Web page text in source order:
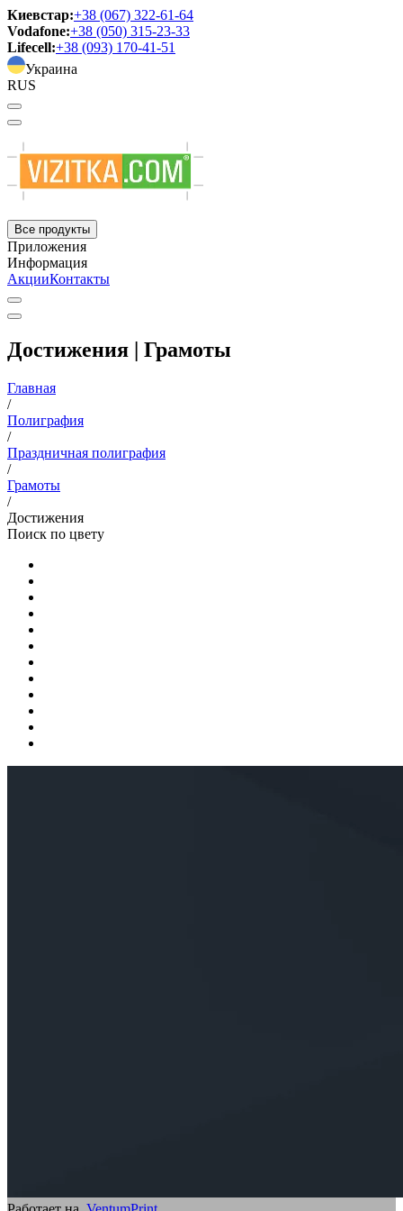
Киевстар:+38 (067) 322-61-64
Vodafone:+38 (050) 315-23-33
Lifecell:+38 (093) 170-41-51
Украина
RUS
Все продукты
Приложения
Информация
АкцииКонтакты
Достижения | Грамоты
Главная
/
Полиграфия
/
Праздничная полиграфия
/
Грамоты
/
Достижения
Поиск по цвету